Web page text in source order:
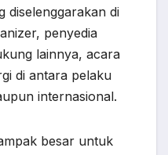
diselenggarakan di
penyedia
lainnya, acara
di antara pelaku
internasional.
besar untuk